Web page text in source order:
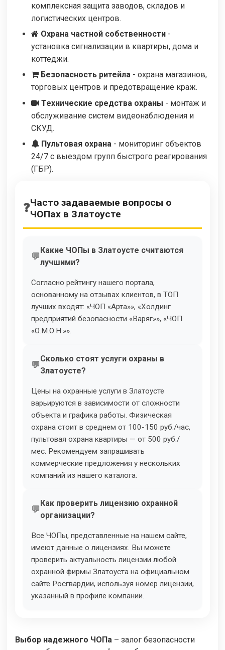
комплексная защита заводов, складов и
логистических центров.
Охрана частной собственности -
установка сигнализации в квартиры, дома и
коттеджи.
Безопасность ритейла - охрана магазинов,
торговых центров и предотвращение краж.
Технические средства охраны - монтаж и
обслуживание систем видеонаблюдения и
СКУД.
Пультовая охрана - мониторинг объектов
24/7 с выездом групп быстрого реагирования
(ГБР).
Часто задаваемые вопросы о
ЧОПах в Златоусте
Какие ЧОПы в Златоусте считаются
лучшими?
Согласно рейтингу нашего портала,
основанному на отзывах клиентов, в ТОП
лучших входят: «ЧОП «Арта»», «Холдинг
предприятий безопасности «Варяг»», «ЧОП
«О.М.О.Н.»».
Сколько стоят услуги охраны в
Златоусте?
Цены на охранные услуги в Златоусте
варьируются в зависимости от сложности
объекта и графика работы. Физическая
охрана стоит в среднем от 100-150 руб./час,
пультовая охрана квартиры — от 500 руб./
мес. Рекомендуем запрашивать
коммерческие предложения у нескольких
компаний из нашего каталога.
Как проверить лицензию охранной
организации?
Все ЧОПы, представленные на нашем сайте,
имеют данные о лицензиях. Вы можете
проверить актуальность лицензии любой
охранной фирмы Златоуста на официальном
сайте Росгвардии, используя номер лицензии,
указанный в профиле компании.
Выбор надежного ЧОПа – залог безопасности